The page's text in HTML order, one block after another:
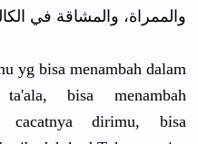
والممراة، والمشاقة في
yg bisa menambah dalam
bisa menambah
cacatnya dirimu, bisa